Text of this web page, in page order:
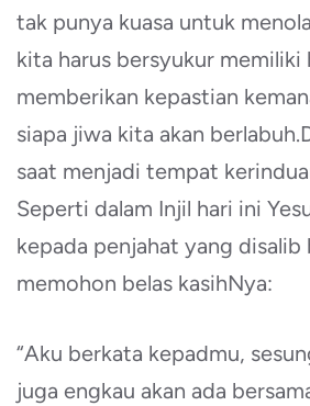
tak punya kuasa untuk
kita harus bersyukur memiliki
memberikan kepastian
siapa jiwa kita akan
saat menjadi tempat
Seperti dalam Injil hari ini
kepada penjahat yang disalib
memohon belas kasihNya:
“Aku berkata kepadmu,
juga engkau akan ada